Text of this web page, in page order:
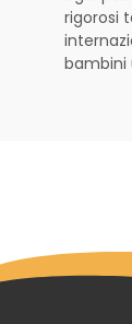
rigorosi
bambini